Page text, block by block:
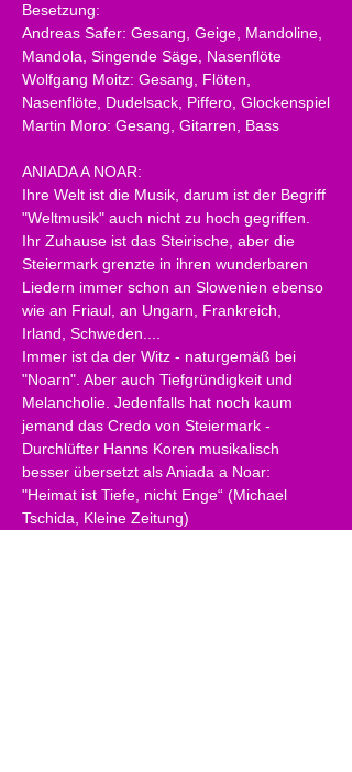
Besetzung:
Andreas Safer: Gesang, Geige, Mandoline,
Mandola, Singende Säge, Nasenflöte
Wolfgang Moitz: Gesang, Flöten,
Nasenflöte, Dudelsack, Piffero, Glockenspiel
Martin Moro: Gesang, Gitarren, Bass
ANIADA A NOAR:
Ihre Welt ist die Musik, darum ist der Begriff
"Weltmusik" auch nicht zu hoch gegriffen.
Ihr Zuhause ist das Steirische, aber die
Steiermark grenzte in ihren wunderbaren
Liedern immer schon an Slowenien ebenso
wie an Friaul, an Ungarn, Frankreich,
Irland, Schweden....
Immer ist da der Witz - naturgemäß bei
"Noarn". Aber auch Tiefgründigkeit und
Melancholie. Jedenfalls hat noch kaum
jemand das Credo von Steiermark -
Durchlüfter Hanns Koren musikalisch
besser übersetzt als Aniada a Noar:
"Heimat ist Tiefe, nicht Enge“ (Michael
Tschida, Kleine Zeitung)